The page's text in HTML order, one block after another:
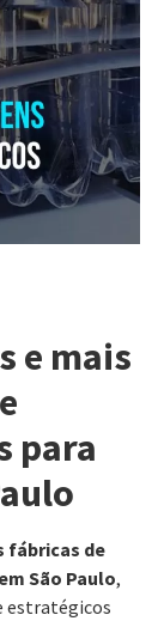
e mais
para
fábricas de
São Paulo,
estratégicos